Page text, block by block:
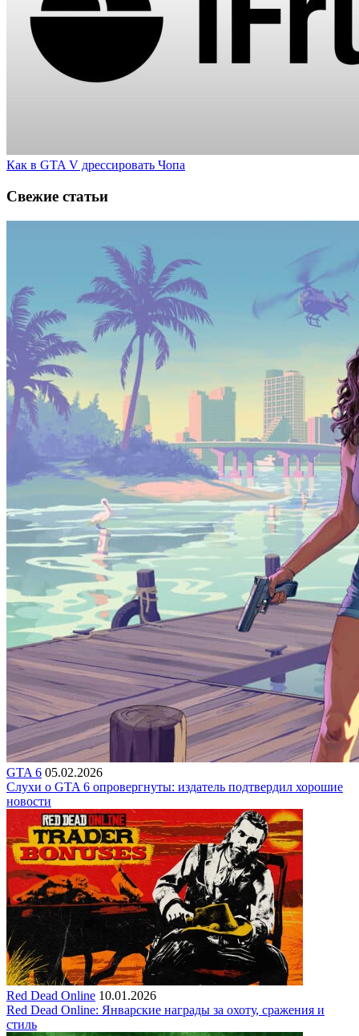
Как в GTA V дрессировать Чопа
Свежие статьи
GTA 6 05.02.2026
Слухи о GTA 6 опровергнуты: издатель подтвердил хорошие
новости
Red Dead Online 10.01.2026
Red Dead Online: Январские награды за охоту, сражения и
стиль